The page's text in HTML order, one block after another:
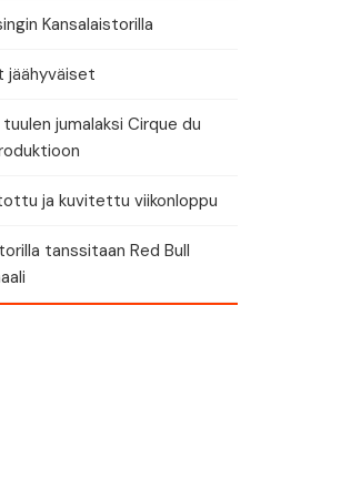
Kansalaistorilla
jäähyväiset
jumalaksi Cirque du
ja kuvitettu viikonloppu
tanssitaan Red Bull